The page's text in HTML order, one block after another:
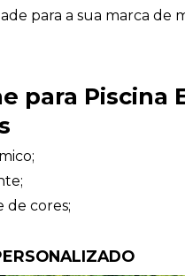
para a sua marca de
para Piscina
de cores;